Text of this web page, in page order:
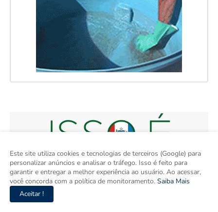
Este site utiliza cookies e tecnologias de terceiros (Google) para
personalizar anúncios e analisar o tráfego. Isso é feito para
garantir e entregar a melhor experiência ao usuário. Ao acessar,
você concorda com a política de monitoramento. Saiba Mais
Aceitar !